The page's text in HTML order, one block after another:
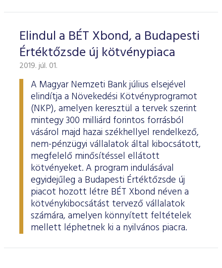
Elindul a BÉT Xbond, a Budapesti
Értéktőzsde új kötvénypiaca
2019. júl. 01.
A Magyar Nemzeti Bank július elsejével
elindítja a Növekedési Kötvényprogramot
(NKP), amelyen keresztül a tervek szerint
mintegy 300 milliárd forintos forrásból
vásárol majd hazai székhellyel rendelkező,
nem-pénzügyi vállalatok által kibocsátott,
megfelelő minősítéssel ellátott
kötvényeket. A program indulásával
egyidejűleg a Budapesti Értéktőzsde új
piacot hozott létre BÉT Xbond néven a
kötvénykibocsátást tervező vállalatok
számára, amelyen könnyített feltételek
mellett léphetnek ki a nyilvános piacra.